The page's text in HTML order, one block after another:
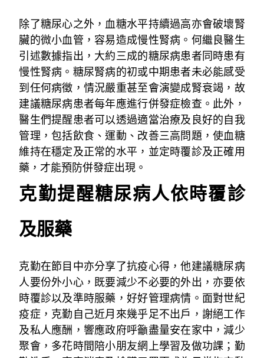
除了糖尿心之外，血糖水平持續過高亦會破壞腎
臟的微小血管，容易造成慢性腎病。何繼良醫生
引述數據指出，大約三成的糖尿病患者同時患有
慢性腎病。糖尿腎病的初或中期患者未必能感受
到任何病徵，情況嚴重甚至會演變成腎衰竭，故
建議糖尿病患者每年應進行併發症檢查。此外，
醫生們提醒患者可以透過適當治療及良好的自我
管理，包括飲食、運動、改善三高問題，使血糖
維持在穩定及正常的水平，並定時覆診及正確用
藥，才能預防併發症出現。
克勤提醒糖尿病人依時覆診
及服藥
克勤在節目中亦分享了抗疫心得，他建議糖尿病
人要份外小心，既要減少不必要的外出，亦要依
時覆診以及準時服藥，好好管理病情。面對世紀
疫症，克勤自己近月來幾乎足不出戶，謝絕工作
及私人應酬，響應政府呼籲盡量安在家中，減少
聚會，多花時間陪小朋友網上學習及做功課；勤